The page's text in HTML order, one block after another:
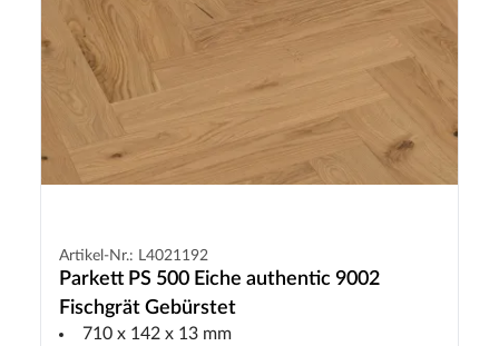
Artikel-Nr.: L4021192
Parkett PS 500 Eiche authentic 9002
Fischgrät Gebürstet
710 x 142 x 13 mm